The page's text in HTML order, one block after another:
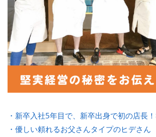
・新卒入社5年目で、新卒出身で初の店長
・優しい頼れるお父さんタイプのヒデさん